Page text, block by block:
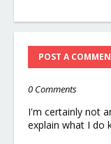
POST A
0 Comments
I'm certainly not
explain what I do